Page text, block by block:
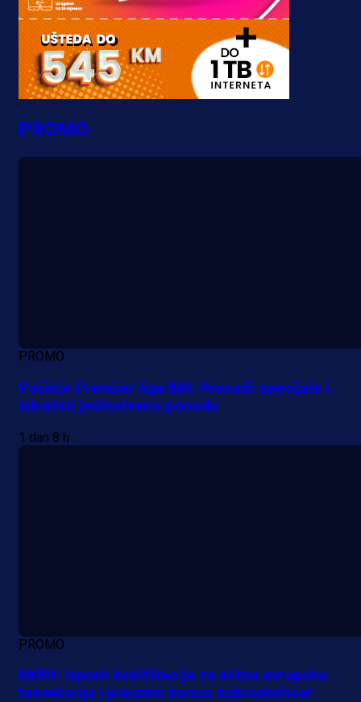
PROMO
PROMO
Počinje Premijer liga BiH: Pronađi specijale i
iskoristi jedinstvenu ponudu
1 dan 8 h
PROMO
MrBit: Isprati kvalifikacije za elitna evropska
takmičenja i preuzmi bonus dobrodošlice!